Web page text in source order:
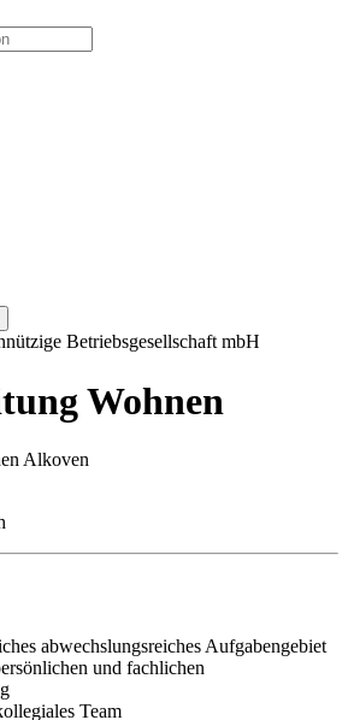
Betriebsgesellschaft mbH
Wohnen
Alkoven
abwechslungsreiches Aufgabengebiet
und fachlichen
Team